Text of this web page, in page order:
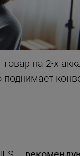
на 2-х
поднимает